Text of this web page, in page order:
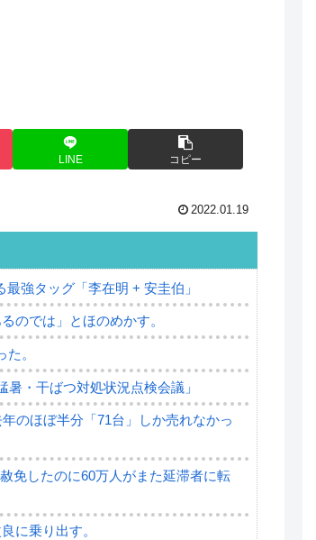
LINE コピー
2022.01.19
強タッグ「李在明 + 安圭伯」
のでは」とほのめかす。
。
・干ばつ対処状況点検会議」
のほぼ半分「71台」しか売れなかっ
免したのに60万人がまた延滞者に転
に乗り出す。